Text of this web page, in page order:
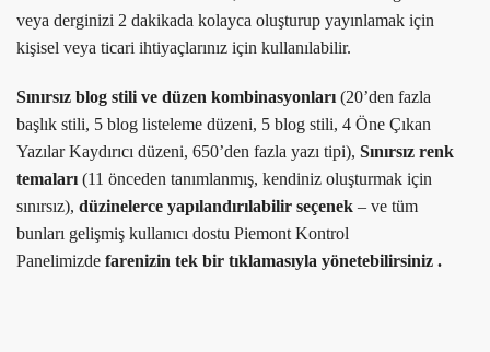
veya derginizi 2 dakikada kolayca oluşturup yayınlamak için
kişisel veya ticari ihtiyaçlarınız için kullanılabilir.
Sınırsız blog stili ve düzen kombinasyonları (20’den fazla
başlık stili, 5 blog listeleme düzeni, 5 blog stili, 4 Öne Çıkan
Yazılar Kaydırıcı düzeni, 650’den fazla yazı tipi), Sınırsız renk
temaları (11 önceden tanımlanmış, kendiniz oluşturmak için
sınırsız), düzinelerce yapılandırılabilir seçenek – ve tüm
bunları gelişmiş kullanıcı dostu Piemont Kontrol
Panelimizde farenizin tek bir tıklamasıyla yönetebilirsiniz .